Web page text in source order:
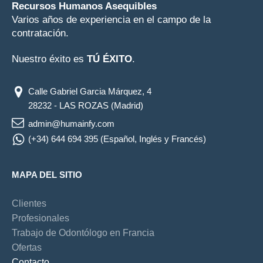
Recursos Humanos Asequibles
Varios años de experiencia en el campo de la
contratación.
Nuestro éxito es TÚ ÉXITO.
Calle Gabriel Garcia Márquez, 4
28232 - LAS ROZAS (Madrid)
admin@humainfy.com
(+34) 644 694 395 (Español, Inglés y Francés)
MAPA DEL SITIO
Clientes
Profesionales
Trabajo de Odontólogo en Francia
Ofertas